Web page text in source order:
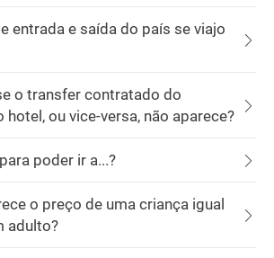
entrada e saída do país se viajo
o transfer contratado do
ou vice-versa, não aparece?
poder ir a...?
o preço de uma criança igual
adulto?